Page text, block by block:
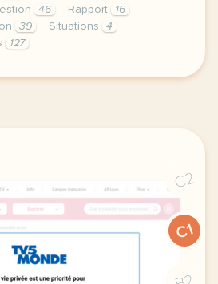
46 Rapport
16
39 Situations
4
127
vie privee est une priorite
C2
C1